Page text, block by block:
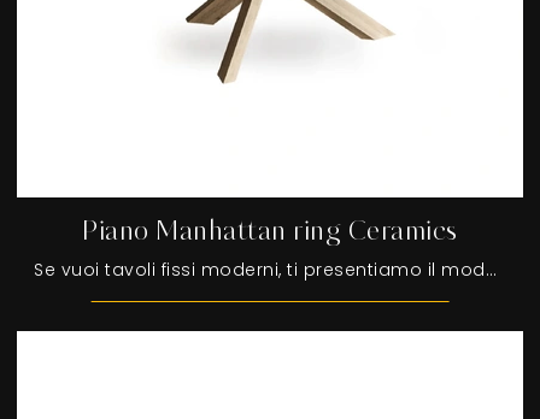
Piano Manhattan ring Ceramics
Se vuoi tavoli fissi moderni, ti presentiamo il modello da pranzo in ceramica Piano Manhattan ring Ceramics del brand Devina Nais.